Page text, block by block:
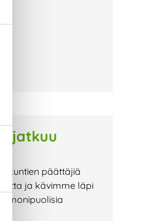
jatkuu
päättäjiä
ja kävimme läpi
monipuolisia